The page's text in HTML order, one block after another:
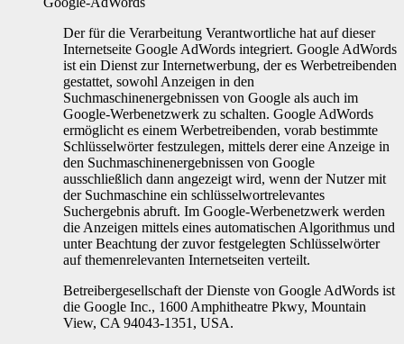
Der für die Verarbeitung Verantwortliche hat auf dieser
Internetseite Google AdWords integriert. Google AdWords
ist ein Dienst zur Internetwerbung, der es Werbetreibenden
gestattet, sowohl Anzeigen in den
Suchmaschinenergebnissen von Google als auch im
Google-Werbenetzwerk zu schalten. Google AdWords
ermöglicht es einem Werbetreibenden, vorab bestimmte
Schlüsselwörter festzulegen, mittels derer eine Anzeige in
den Suchmaschinenergebnissen von Google
ausschließlich dann angezeigt wird, wenn der Nutzer mit
der Suchmaschine ein schlüsselwortrelevantes
Suchergebnis abruft. Im Google-Werbenetzwerk werden
die Anzeigen mittels eines automatischen Algorithmus und
unter Beachtung der zuvor festgelegten Schlüsselwörter
auf themenrelevanten Internetseiten verteilt.
Betreibergesellschaft der Dienste von Google AdWords ist
die Google Inc., 1600 Amphitheatre Pkwy, Mountain
View, CA 94043-1351, USA.